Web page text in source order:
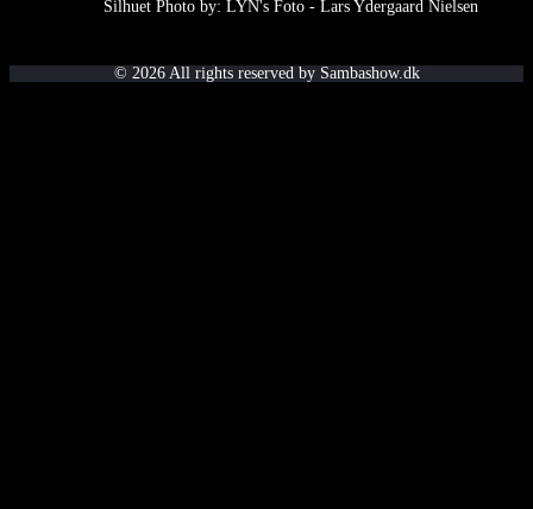
Silhuet Photo by: LYN's Foto - Lars Ydergaard Nielsen
© 2026 All rights reserved by Sambashow.dk